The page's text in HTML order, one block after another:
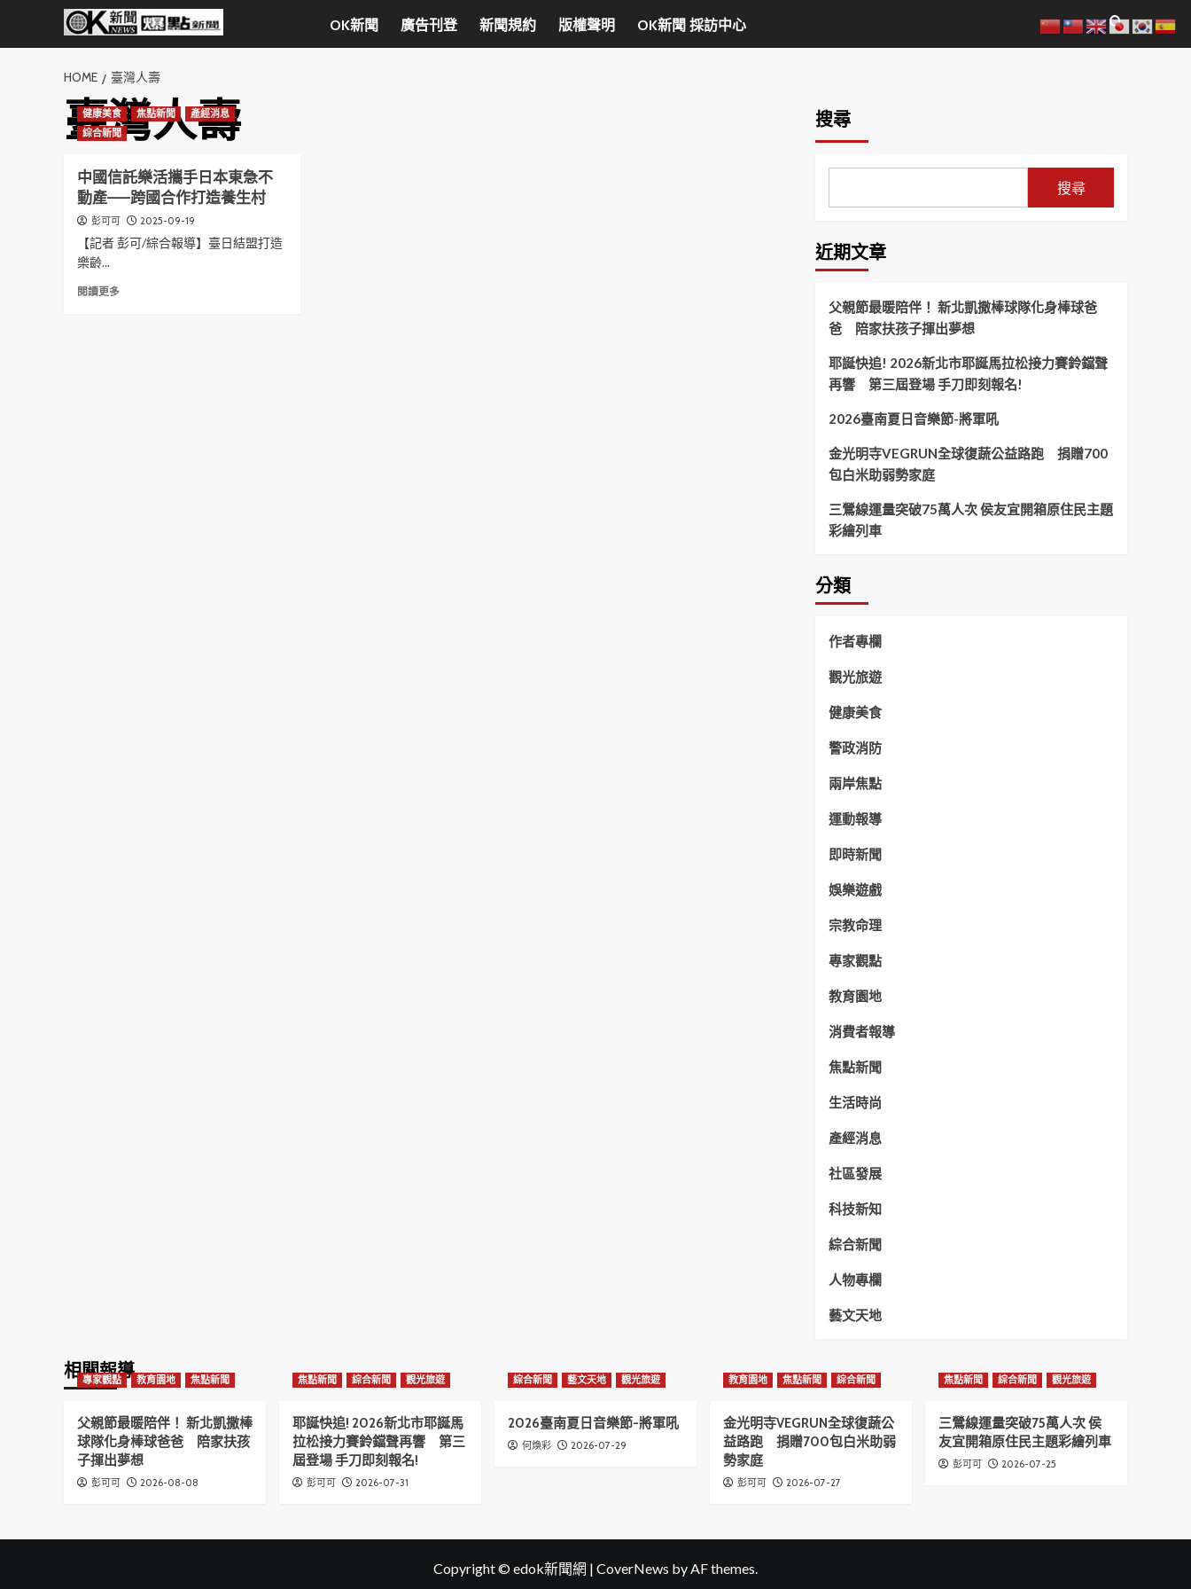
OK新聞 廣告刊登 新聞規約 版權聲明 OK新聞 採訪中心
HOME 臺灣人壽
臺灣人壽
健康美食 焦點新聞
產經消息
綜合新聞
中國信託樂活攜手日本東急不
動產——跨國合作打造養生村
彭可可 2025-09-19
【記者 彭可/綜合報導】臺日結盟打造
樂齡...
閱讀更多Read
搜尋
搜尋
近期文章
父親節最暖陪伴！ 新北凱撒棒球隊化身棒球爸
爸 陪家扶孩子揮出夢想
耶誕快追! 2026新北市耶誕馬拉松接力賽鈴鐺聲
再響 第三屆登場 手刀即刻報名!
2026臺南夏日音樂節-將軍吼
金光明寺VEGRUN全球復蔬公益路跑 捐贈700
包白米助弱勢家庭
三鶯線運量突破75萬人次 侯友宜開箱原住民主題
彩繪列車
分類
作者專欄
觀光旅遊
健康美食
警政消防
兩岸焦點
運動報導
即時新聞
娛樂遊戲
宗教命理
專家觀點
教育園地
消費者報導
焦點新聞
生活時尚
產經消息
社區發展
科技新知
綜合新聞
人物專欄
藝文天地
相關報導
專家觀點 教育園地 焦點新聞
父親節最暖陪伴！ 新北凱撒棒
球隊化身棒球爸爸 陪家扶孩
子揮出夢想
彭可可 2026-08-08
焦點新聞 綜合新聞 觀光旅遊
耶誕快追! 2026新北市耶誕馬
拉松接力賽鈴鐺聲再響 第三
屆登場 手刀即刻報名!
彭可可 2026-07-31
綜合新聞 藝文天地 觀光旅遊
2026臺南夏日音樂節-將軍吼
何煥彩 2026-07-29
教育園地 焦點新聞 綜合新聞
金光明寺VEGRUN全球復蔬公
益路跑 捐贈700包白米助弱
勢家庭
彭可可 2026-07-27
焦點新聞 綜合新聞 觀光旅遊
三鶯線運量突破75萬人次 侯
友宜開箱原住民主題彩繪列車
彭可可 2026-07-25
Copyright © edok新聞網 | CoverNews by AF themes.